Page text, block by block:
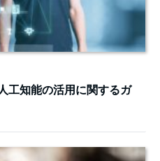
工知能の活用に関するガ